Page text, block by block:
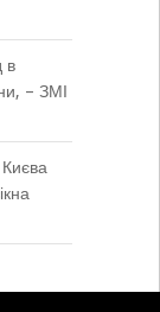
в
– ЗМІ
Києва